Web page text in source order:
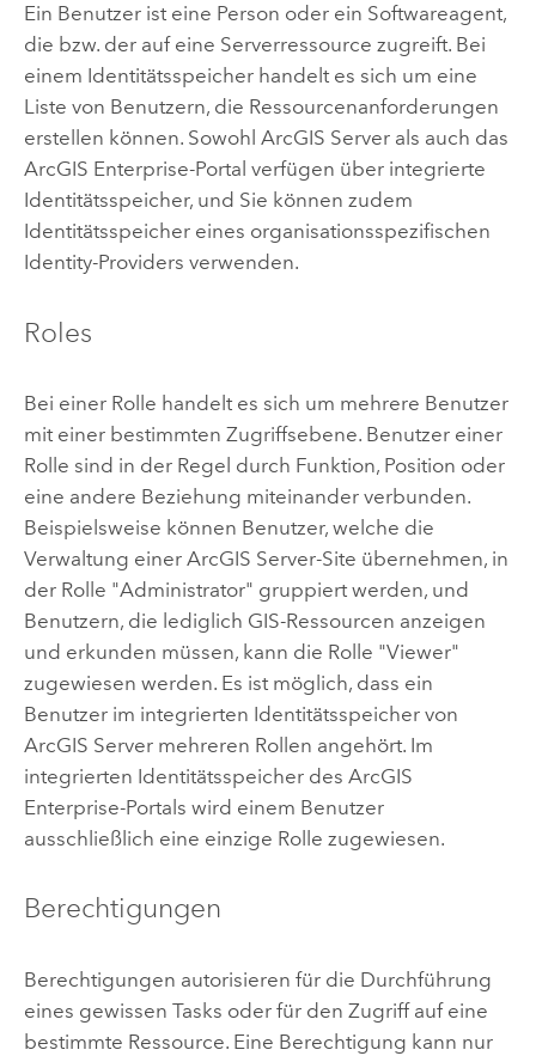
Ein Benutzer ist eine Person oder ein Softwareagent,
die bzw. der auf eine Serverressource zugreift. Bei
einem Identitätsspeicher handelt es sich um eine
Liste von Benutzern, die Ressourcenanforderungen
erstellen können. Sowohl ArcGIS Serverals auch das
ArcGIS Enterprise-Portal verfügen über integrierte
Identitätsspeicher, und Sie können zudem
Identitätsspeicher eines organisationsspezifischen
Identity-Providers verwenden.
Roles
Bei einer Rolle handelt es sich um mehrere Benutzer
mit einer bestimmten Zugriffsebene. Benutzer einer
Rolle sind in der Regel durch Funktion, Position oder
eine andere Beziehung miteinander verbunden.
Beispielsweise können Benutzer, welche die
Verwaltung einer ArcGIS Server-Site übernehmen, in
der Rolle "Administrator" gruppiert werden, und
Benutzern, die lediglich GIS-Ressourcen anzeigen
und erkunden müssen, kann die Rolle "Viewer"
zugewiesen werden. Es ist möglich, dass ein
Benutzer im integrierten Identitätsspeicher von
ArcGIS Servermehreren Rollen angehört. Im
integrierten Identitätsspeicher des ArcGIS
Enterprise-Portals wird einem Benutzer
ausschließlich eine einzige Rolle zugewiesen.
Berechtigungen
Berechtigungen autorisieren für die Durchführung
eines gewissen Tasks oder für den Zugriff auf eine
bestimmte Ressource. Eine Berechtigung kann nur